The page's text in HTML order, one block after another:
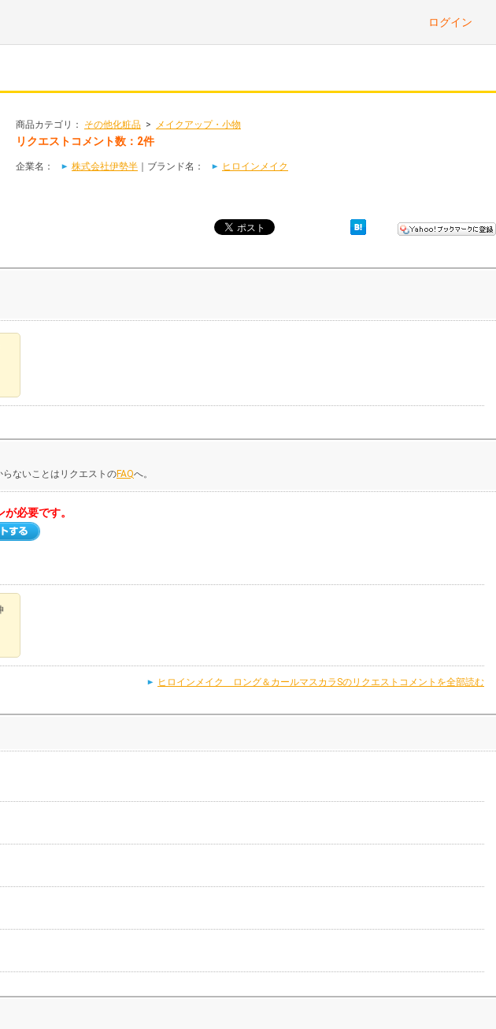
ログイン
商品カテゴリ： その他化粧品 > メイクアップ・小物
リクエストコメント数：2件
企業名： 株式会社伊勢半 ｜ブランド名： ヒロインメイク
ないことはリクエストのFAQへ。
必要です。
ヒロインメイク ロング＆カールマスカラSのリクエストコメントを全部読む